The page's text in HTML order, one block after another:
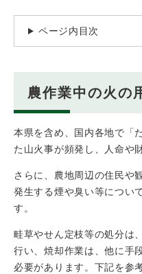
ページ内目次
農作業中の火の
本県を含め、国内各地で「
た山火事が頻発し、人命や
さらに、農地周辺の住民や
発生する煙や臭い等につい
す。
畦草やせん定枝等の処分は
行い、焼却作業は、他に手
必要があります。下記を参